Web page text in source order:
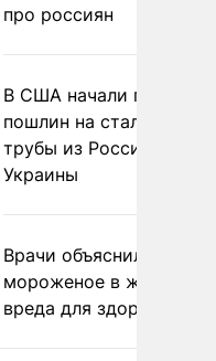
про россиян
В США начали
пошлин на стальные
трубы из России и с
Украины
Врачи объяснили, как
мороженое в жару без
вреда для здоровья